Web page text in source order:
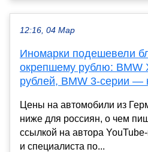
12:16, 04 Мар
Иномарки подешевели
окрепшему рублю:
рублей, BMW 3-серии —
Цены на автомобили из
ниже для россиян, о чем
ссылкой на автора
и специалиста по...